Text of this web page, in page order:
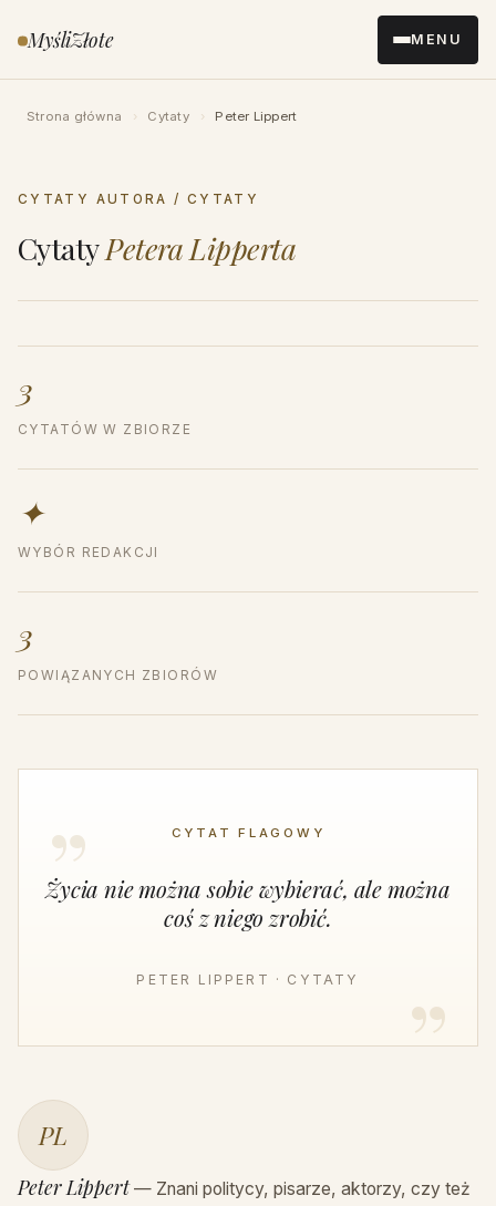
do MyśliZłote MENU
Strona główna › Cytaty › Peter Lippert
CYTATY AUTORA / CYTATY
CytatyPetera Lipperta
3
CYTATÓW W ZBIORZE
✦
WYBÓR REDAKCJI
3
POWIĄZANYCH ZBIORÓW
CYTAT FLAGOWY
Życia nie można sobie wybierać, ale można
coś z niego zrobić.
PETER LIPPERT · CYTATY
PL
Peter Lippert— Znani politycy, pisarze, aktorzy, czy też